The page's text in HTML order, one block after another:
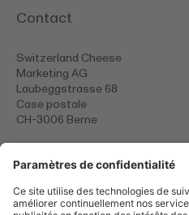
Contact
Switzerland Cheese
Marketing AG
Laubeggstrasse 68
Case postale
CH-3006 Berne
info@scm-cheese.com